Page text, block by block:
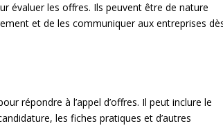
évaluer les offres. Ils peuvent être de nature
et de les communiquer aux entreprises
répondre à l’appel d’offres. Il peut inclure le
les fiches pratiques et d’autres